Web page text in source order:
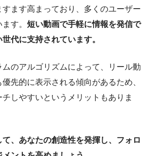
ます高まっており、多くのユーザー
す。 短い動画で手軽に情報を発信で
代に支持されています。
ムのアルゴリズムによって、リール動
先的に表示される傾向があるため、
しやすいというメリットもありま
て、あなたの創造性を発揮し、フォロ